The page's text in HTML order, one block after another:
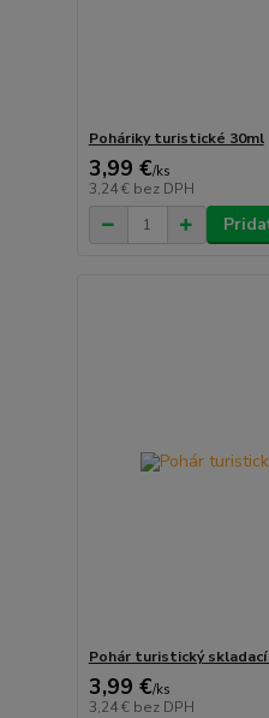
Poháriky turistické 30ml
3,99 €/ks
3,24 € bez DPH
Pohár turistický skladací
3,99 €/ks
3,24 € bez DPH